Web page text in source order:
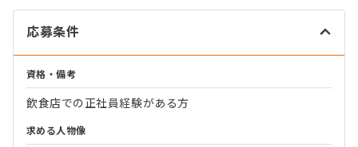
応募条件
資格・備考
飲食店での正社員経験がある方
求める人物像